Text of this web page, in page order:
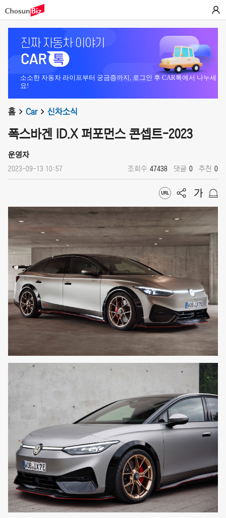
소소한 자동차 라이프부터 궁금증까지, 로그인 후 CAR톡에서 나누세
요!
홈 Car 신차소식
폭스바겐 ID.X 퍼포먼스 콘셉트-2023
운영자
2023-09-13 10:57 조회수 47438 댓글 0 추천 0